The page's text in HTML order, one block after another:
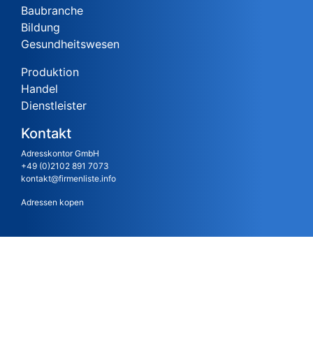
Baubranche
Bildung
Gesundheitswesen
Produktion
Handel
Dienstleister
Kontakt
Adresskontor GmbH
+49 (0)2102 891 7073
kontakt@firmenliste.info
Adressen kopen